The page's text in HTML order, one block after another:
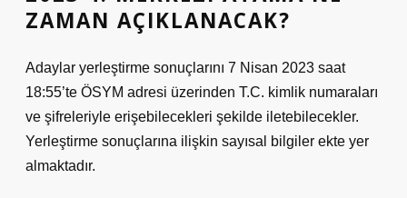
ZAMAN AÇIKLANACAK?
Adaylar yerleştirme sonuçlarını 7 Nisan 2023 saat
18:55’te ÖSYM adresi üzerinden T.C. kimlik numaraları
ve şifreleriyle erişebilecekleri şekilde iletebilecekler.
Yerleştirme sonuçlarına ilişkin sayısal bilgiler ekte yer
almaktadır.